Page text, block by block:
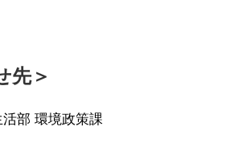
先＞
部 環境政策課